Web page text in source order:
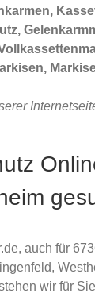
auch für
wir für